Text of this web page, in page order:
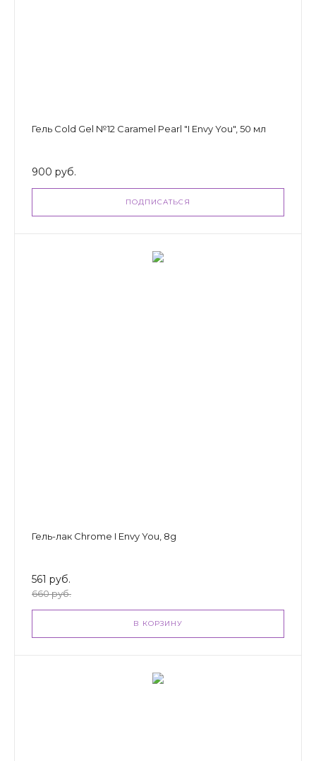
Гель Cold Gel №12 Caramel Pearl "I Envy You", 50 мл
900 руб.
ПОДПИСАТЬСЯ
Гель-лак Chrome I Envy You, 8g
561 руб.
660 руб.
В КОРЗИНУ